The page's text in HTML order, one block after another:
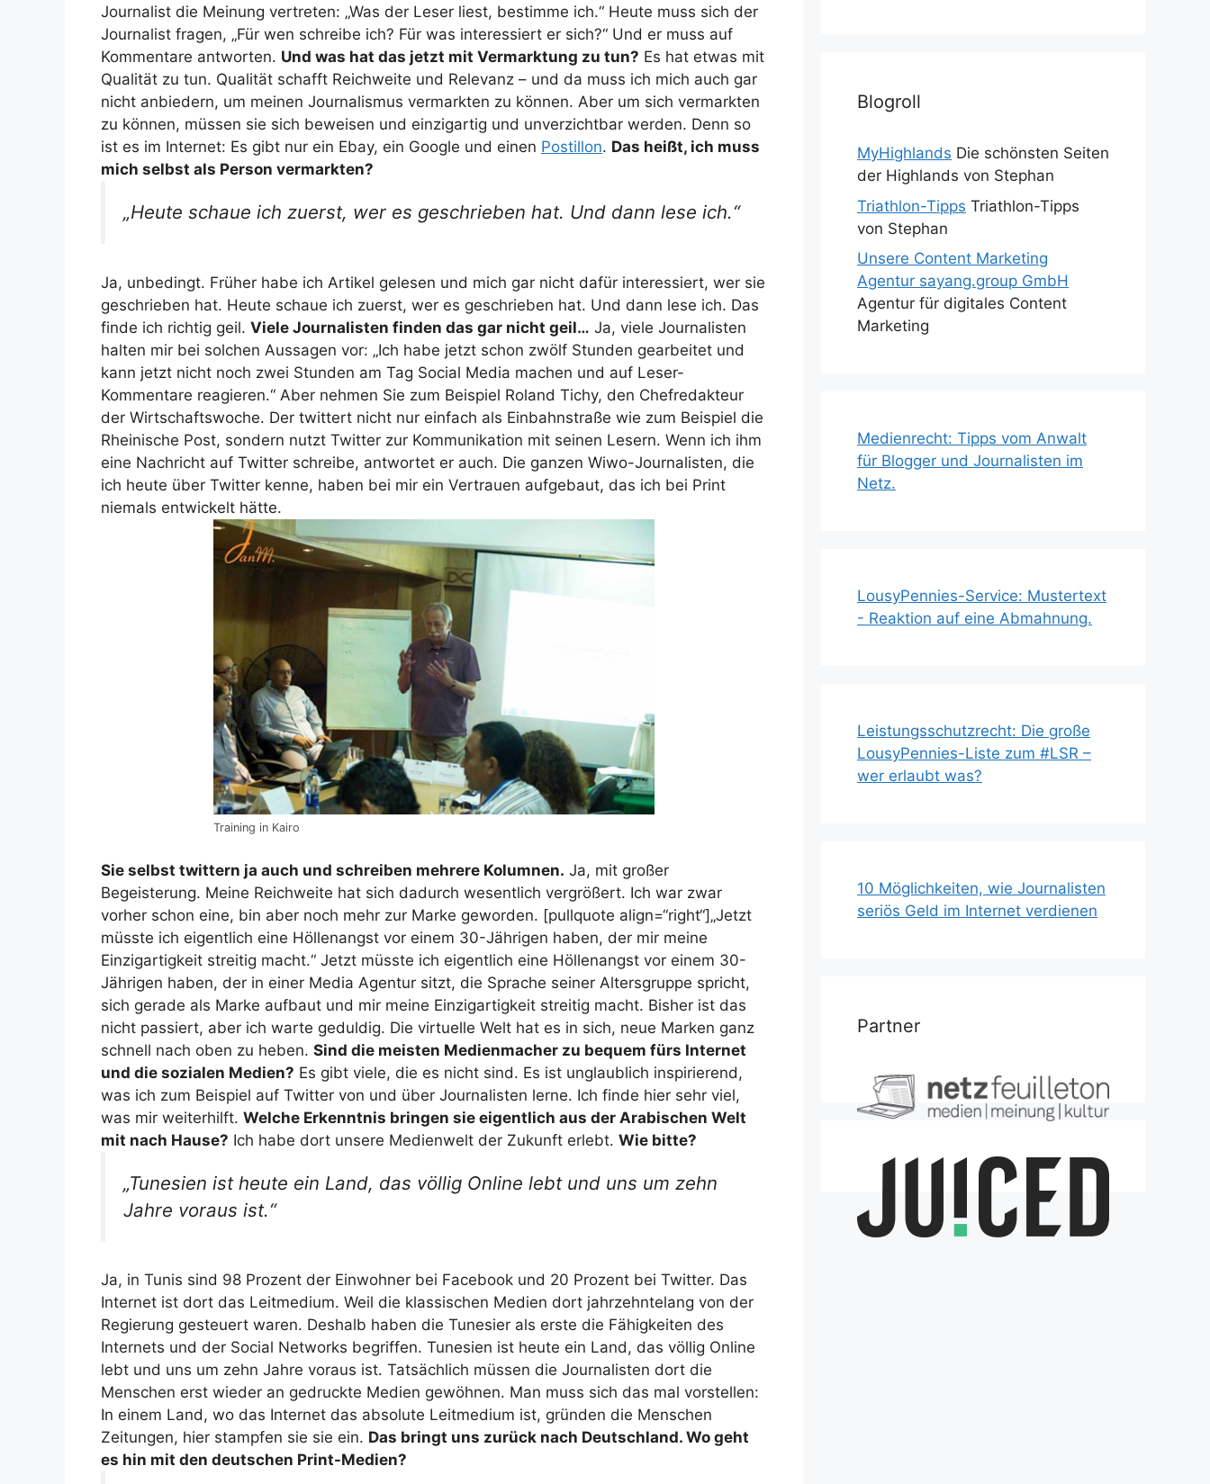
Journalist die Meinung vertreten: „Was der Leser liest, bestimme ich.“ Heute muss sich der
Journalist fragen, „Für wen schreibe ich? Für was interessiert er sich?“ Und er muss auf
Kommentare antworten. Und was hat das jetzt mit Vermarktung zu tun? Es hat etwas mit
Qualität zu tun. Qualität schafft Reichweite und Relevanz – und da muss ich mich auch gar
nicht anbiedern, um meinen Journalismus vermarkten zu können. Aber um sich vermarkten
zu können, müssen sie sich beweisen und einzigartig und unverzichtbar werden. Denn so
ist es im Internet: Es gibt nur ein Ebay, ein Google und einen Postillon. Das heißt, ich muss
mich selbst als Person vermarkten?
„Heute schaue ich zuerst, wer es geschrieben hat. Und dann lese ich.“
Ja, unbedingt. Früher habe ich Artikel gelesen und mich gar nicht dafür interessiert, wer sie
geschrieben hat. Heute schaue ich zuerst, wer es geschrieben hat. Und dann lese ich. Das
finde ich richtig geil. Viele Journalisten finden das gar nicht geil… Ja, viele Journalisten
halten mir bei solchen Aussagen vor: „Ich habe jetzt schon zwölf Stunden gearbeitet und
kann jetzt nicht noch zwei Stunden am Tag Social Media machen und auf Leser-
Kommentare reagieren.“ Aber nehmen Sie zum Beispiel Roland Tichy, den Chefredakteur
der Wirtschaftswoche. Der twittert nicht nur einfach als Einbahnstraße wie zum Beispiel die
Rheinische Post, sondern nutzt Twitter zur Kommunikation mit seinen Lesern. Wenn ich ihm
eine Nachricht auf Twitter schreibe, antwortet er auch. Die ganzen Wiwo-Journalisten, die
ich heute über Twitter kenne, haben bei mir ein Vertrauen aufgebaut, das ich bei Print
niemals entwickelt hätte.
Training in Kairo
Sie selbst twittern ja auch und schreiben mehrere Kolumnen. Ja, mit großer
Begeisterung. Meine Reichweite hat sich dadurch wesentlich vergrößert. Ich war zwar
vorher schon eine, bin aber noch mehr zur Marke geworden. [pullquote align=“right“]„Jetzt
müsste ich eigentlich eine Höllenangst vor einem 30-Jährigen haben, der mir meine
Einzigartigkeit streitig macht.“ Jetzt müsste ich eigentlich eine Höllenangst vor einem 30-
Jährigen haben, der in einer Media Agentur sitzt, die Sprache seiner Altersgruppe spricht,
sich gerade als Marke aufbaut und mir meine Einzigartigkeit streitig macht. Bisher ist das
nicht passiert, aber ich warte geduldig. Die virtuelle Welt hat es in sich, neue Marken ganz
schnell nach oben zu heben. Sind die meisten Medienmacher zu bequem fürs Internet
und die sozialen Medien? Es gibt viele, die es nicht sind. Es ist unglaublich inspirierend,
was ich zum Beispiel auf Twitter von und über Journalisten lerne. Ich finde hier sehr viel,
was mir weiterhilft. Welche Erkenntnis bringen sie eigentlich aus der Arabischen Welt
mit nach Hause? Ich habe dort unsere Medienwelt der Zukunft erlebt. Wie bitte?
„Tunesien ist heute ein Land, das völlig Online lebt und uns um zehn
Jahre voraus ist.“
Ja, in Tunis sind 98 Prozent der Einwohner bei Facebook und 20 Prozent bei Twitter. Das
Internet ist dort das Leitmedium. Weil die klassischen Medien dort jahrzehntelang von der
Regierung gesteuert waren. Deshalb haben die Tunesier als erste die Fähigkeiten des
Internets und der Social Networks begriffen. Tunesien ist heute ein Land, das völlig Online
lebt und uns um zehn Jahre voraus ist. Tatsächlich müssen die Journalisten dort die
Menschen erst wieder an gedruckte Medien gewöhnen. Man muss sich das mal vorstellen:
In einem Land, wo das Internet das absolute Leitmedium ist, gründen die Menschen
Zeitungen, hier stampfen sie sie ein. Das bringt uns zurück nach Deutschland. Wo geht
es hin mit den deutschen Print-Medien?
Blogroll
MyHighlands Die schönsten Seiten
der Highlands von Stephan
Triathlon-Tipps Triathlon-Tipps
von Stephan
Unsere Content Marketing
Agentur sayang.group GmbH
Agentur für digitales Content
Marketing
Medienrecht: Tipps vom Anwalt
für Blogger und Journalisten im
Netz.
LousyPennies-Service: Mustertext
- Reaktion auf eine Abmahnung.
Leistungsschutzrecht: Die große
LousyPennies-Liste zum #LSR –
wer erlaubt was?
10 Möglichkeiten, wie Journalisten
seriös Geld im Internet verdienen
Partner